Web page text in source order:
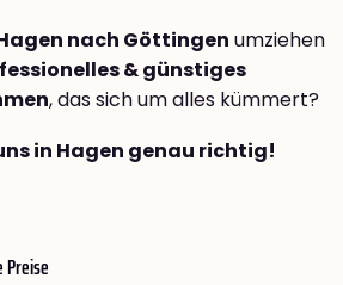
nach Göttingen umziehen
& günstiges
, das sich um alles kümmert?
in Hagen genau richtig!